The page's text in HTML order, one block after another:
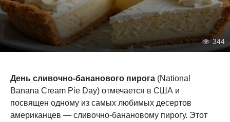
344
День сливочно-бананового пирога (National
Banana Cream Pie Day) отмечается в США и
посвящен одному из самых любимых десертов
американцев — сливочно-банановому пирогу. Этот